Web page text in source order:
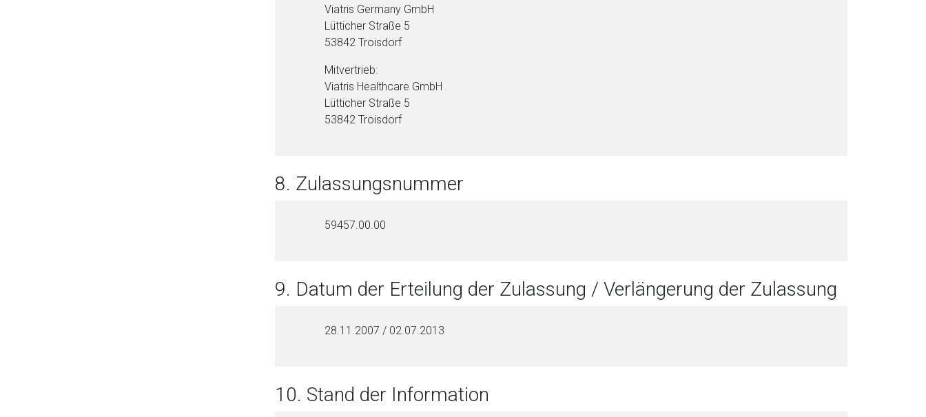
Viatris Germany GmbH
Lütticher Straße 5
53842 Troisdorf
Mitvertrieb:
Viatris Healthcare GmbH
Lütticher Straße 5
53842 Troisdorf
8. Zulassungsnummer
59457.00.00
9. Datum der Erteilung der Zulassung / Verlängerung der Zulassung
28.11.2007 / 02.07.2013
10. Stand der Information